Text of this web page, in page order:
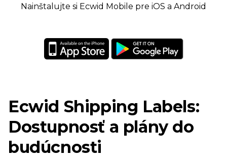
Nainštalujte si Ecwid Mobile pre iOS a Android
Ecwid Shipping Labels:
Dostupnosť a plány do
budúcnosti